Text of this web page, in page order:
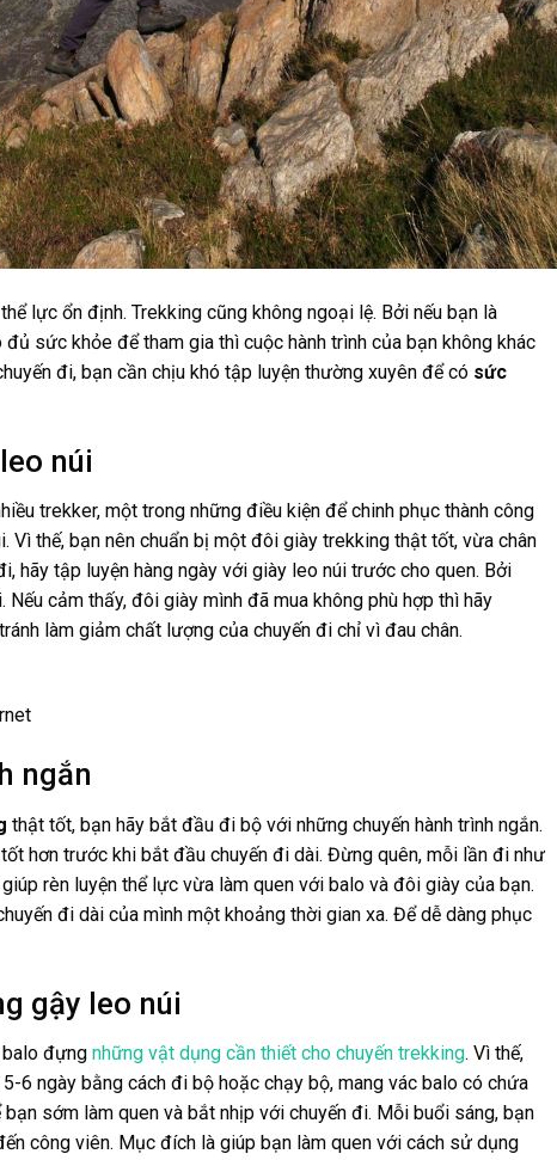
lực ổn định. Trekking cũng không ngoại lệ. Bởi nếu bạn là
sức khỏe để tham gia thì cuộc hành trình của bạn không khác
đi, bạn cần chịu khó tập luyện thường xuyên để có sức
núi
trekker, một trong những điều kiện để chinh phục thành công
Vì thế, bạn nên chuẩn bị một đôi giày trekking thật tốt, vừa chân
hãy tập luyện hàng ngày với giày leo núi trước cho quen. Bởi
cảm thấy, đôi giày mình đã mua không phù hợp thì hãy
làm giảm chất lượng của chuyến đi chỉ vì đau chân.
ngắn
thật tốt, bạn hãy bắt đầu đi bộ với những chuyến hành trình ngắn.
hơn trước khi bắt đầu chuyến đi dài. Đừng quên, mỗi lần đi như
rèn luyện thể lực vừa làm quen với balo và đôi giày của bạn.
đi dài của mình một khoảng thời gian xa. Để dễ dàng phục
gậy leo núi
đựng những vật dụng cần thiết cho chuyến trekking. Vì thế,
6 ngày bằng cách đi bộ hoặc chạy bộ, mang vác balo có chứa
sớm làm quen và bắt nhịp với chuyến đi. Mỗi buổi sáng, bạn
công viên. Mục đích là giúp bạn làm quen với cách sử dụng